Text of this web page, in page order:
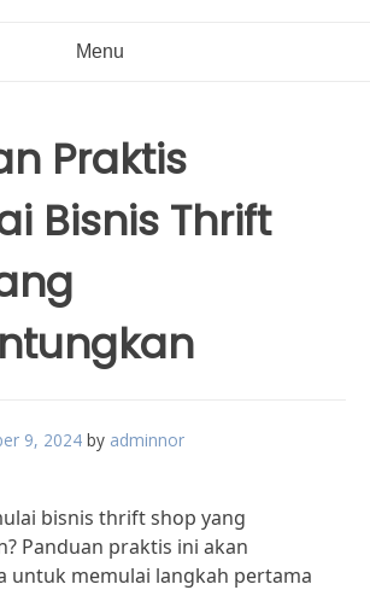
Menu
Praktis
Bisnis Thrift
9, 2024 by adminnor
bisnis thrift shop yang
Panduan praktis ini akan
untuk memulai langkah pertama